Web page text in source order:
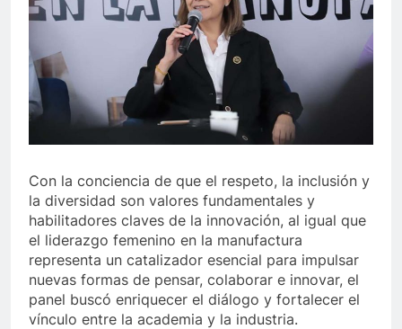
Con la conciencia de que el respeto, la inclusión y
la diversidad son valores fundamentales y
habilitadores claves de la innovación, al igual que
el liderazgo femenino en la manufactura
representa un catalizador esencial para impulsar
nuevas formas de pensar, colaborar e innovar, el
panel buscó enriquecer el diálogo y fortalecer el
vínculo entre la academia y la industria.